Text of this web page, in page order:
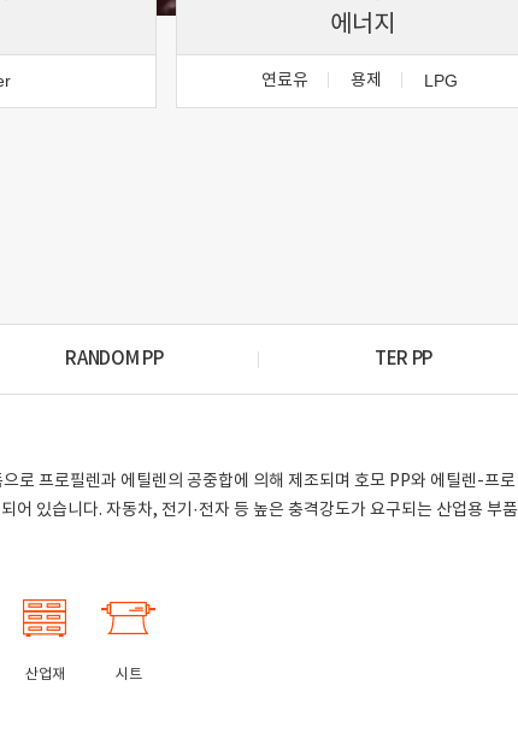
에너지
연료유 용제 LPG
RANDOM PP TER PP
로 프로필렌과 에틸렌의 공중합에 의해 제조되며 호모 PP와 에틸렌-프로
있습니다. 자동차, 전기·전자 등 높은 충격강도가 요구되는 산업용 부품
산업재 시트